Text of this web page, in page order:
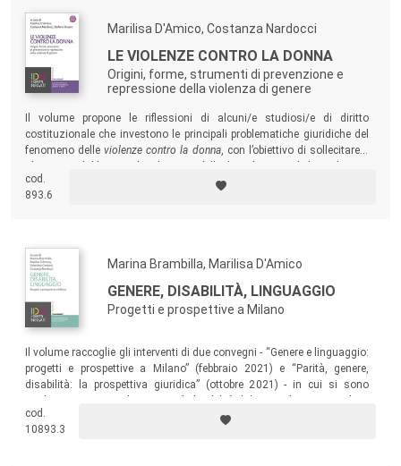
Marilisa D'Amico, Costanza Nardocci
LE VIOLENZE CONTRO LA DONNA
Origini, forme, strumenti di prevenzione e
repressione della violenza di genere
Il volume propone le riflessioni di alcuni/e studiosi/e di diritto
costituzionale che investono le principali problematiche giuridiche del
fenomeno delleviolenze contro la donna, con l’obiettivo di sollecitare e
quale strumento di approfondimento per gli e le addetti/e ai lavori così
come per gli studenti e le studentesse universitarie.
cod.
893.6
Marina Brambilla, Marilisa D'Amico
GENERE, DISABILITÀ, LINGUAGGIO
Progetti e prospettive a Milano
Il volume raccoglie gli interventi di due convegni - “Genere e linguaggio:
progetti e prospettive a Milano” (febbraio 2021) e “Parità, genere,
disabilità: la prospettiva giuridica” (ottobre 2021) - in cui si sono
linguistico e sociologico.
cod.
10893.3